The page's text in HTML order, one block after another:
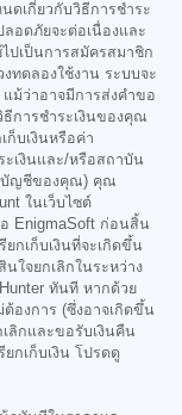
ดเกี่ยวกับวิธีการชำระ
อดภัยจะต่อเนื่องและ
ปเป็นการสมัครสมาชิก
ทดลองใช้งาน ระบบจะ
แม้ว่าอาจมีการส่งคำขอ
การชำระเงินของคุณ
ก็บเงินหรือค่า
เงินและ/หรือสถาบัน
บัญชีของคุณ) คุณ
ในเว็บไซต์
EnigmaSoft ก่อนสิ้น
ยกเก็บเงินที่จะเกิดขึ้น
ใจยกเลิกในระหว่าง
ทันที หากด้วย
องการ (ซึ่งอาจเกิดขึ้น
ลิกและขอรับเงินคืน
กเก็บเงิน โปรดดู